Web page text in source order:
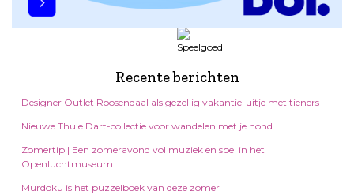
Recente berichten
Designer Outlet Roosendaal als gezellig vakantie-uitje met tieners
Nieuwe Thule Dart-collectie voor wandelen met je hond
Zomertip | Een zomeravond vol muziek en spel in het
Openluchtmuseum
Murdoku is het puzzelboek van deze zomer